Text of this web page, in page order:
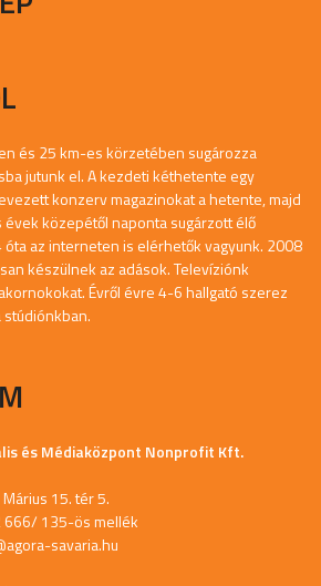
és 25 km-es körzetében sugározza
jutunk el. A kezdeti kéthetente egy
konzerv magazinokat a hetente, majd
közepétől naponta sugárzott élő
az interneten is elérhetők vagyunk. 2008
készülnek az adások. Televíziónk
Évről évre 4-6 hallgató szerez
és Médiaközpont Nonprofit Kft.
15. tér 5.
666/ 135-ös mellék
savaria.hu